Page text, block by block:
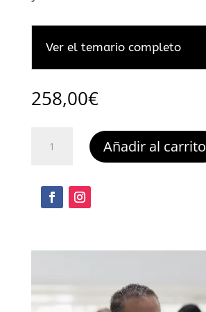
Ver el temario completo
258,00€
Clínicas
Añadir al carrito